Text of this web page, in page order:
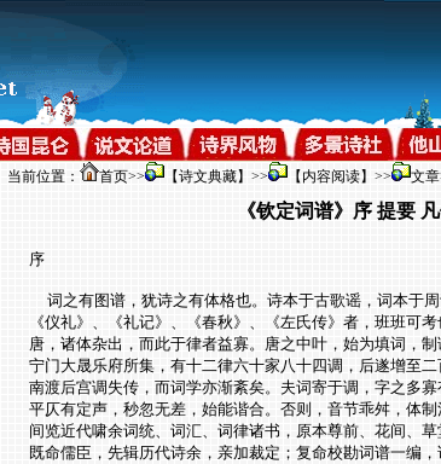
当前位置： 首页>> 【诗文典藏】 >> 【内容阅读】 >> 文章
《钦定词谱》序 提要 凡
序
词之有图谱，犹诗之有体格也。诗本于古歌谣，词本于
《仪礼》、《礼记》、《春秋》、《左氏传》者，班班可
唐，诸体杂出，而此于律者益寡。唐之中叶，始为填词，
宁门大晟乐府所集，有十二律六十家八十四调，后遂增至
南渡后宫调失传，而词学亦渐紊矣。夫词寄于调，字之多
平仄有定声，秒忽无差，始能谐合。否则，音节乖舛，体制
间览近代啸余词统、词汇、词律诸书，原本尊前、花间、草
既命儒臣，先辑历代诗余，亲加裁定；复命校勘词谱一编